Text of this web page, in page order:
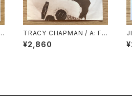
TRACY CHAPMAN / A: FA
ST CAR / B: FOR YOU
¥2,860